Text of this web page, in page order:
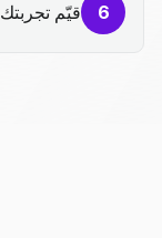
6 قيّم تجربتك